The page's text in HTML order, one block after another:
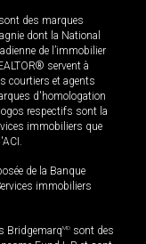
des marques
dont la National
de l’immobilier
servent à
courtiers et agents
d'homologation
respectifs sont la
immobiliers que
de la Banque
immobiliers
BridgemarqMD sont des